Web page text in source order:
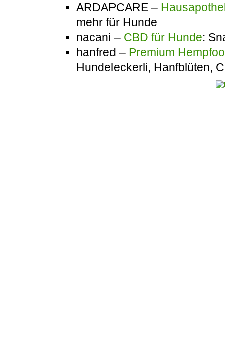
ARDAPCARE –
mehr für Hunde
nacani – CBD für Hunde:
hanfred – Premium
Hundeleckerli, Hanfblüten,